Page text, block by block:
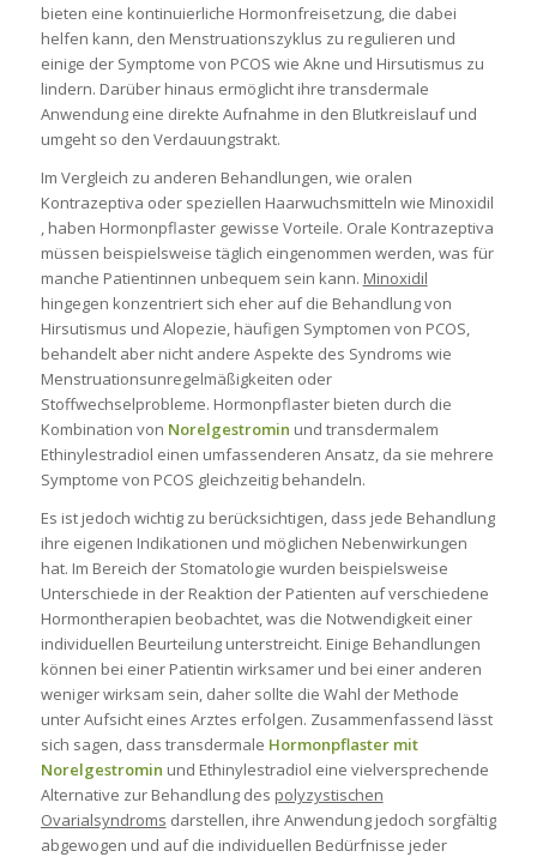
bieten eine kontinuierliche Hormonfreisetzung, die dabei
helfen kann, den Menstruationszyklus zu regulieren und
einige der Symptome von PCOS wie Akne und Hirsutismus zu
lindern. Darüber hinaus ermöglicht ihre transdermale
Anwendung eine direkte Aufnahme in den Blutkreislauf und
umgeht so den Verdauungstrakt.
Im Vergleich zu anderen Behandlungen, wie oralen
Kontrazeptiva oder speziellen Haarwuchsmitteln wie Minoxidil
, haben Hormonpflaster gewisse Vorteile. Orale Kontrazeptiva
müssen beispielsweise täglich eingenommen werden, was für
manche Patientinnen unbequem sein kann. Minoxidil
hingegen konzentriert sich eher auf die Behandlung von
Hirsutismus und Alopezie, häufigen Symptomen von PCOS,
behandelt aber nicht andere Aspekte des Syndroms wie
Menstruationsunregelmäßigkeiten oder
Stoffwechselprobleme. Hormonpflaster bieten durch die
Kombination von Norelgestromin und transdermalem
Ethinylestradiol einen umfassenderen Ansatz, da sie mehrere
Symptome von PCOS gleichzeitig behandeln.
Es ist jedoch wichtig zu berücksichtigen, dass jede Behandlung
ihre eigenen Indikationen und möglichen Nebenwirkungen
hat. Im Bereich der Stomatologie wurden beispielsweise
Unterschiede in der Reaktion der Patienten auf verschiedene
Hormontherapien beobachtet, was die Notwendigkeit einer
individuellen Beurteilung unterstreicht. Einige Behandlungen
können bei einer Patientin wirksamer und bei einer anderen
weniger wirksam sein, daher sollte die Wahl der Methode
unter Aufsicht eines Arztes erfolgen. Zusammenfassend lässt
sich sagen, dass transdermale Hormonpflaster mit
Norelgestromin und Ethinylestradiol eine vielversprechende
Alternative zur Behandlung des polyzystischen
Ovarialsyndroms darstellen, ihre Anwendung jedoch sorgfältig
abgewogen und auf die individuellen Bedürfnisse jeder